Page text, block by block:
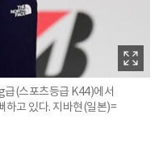
(스포츠등급 K44)에서
하고 있다. 지바현(일본)=